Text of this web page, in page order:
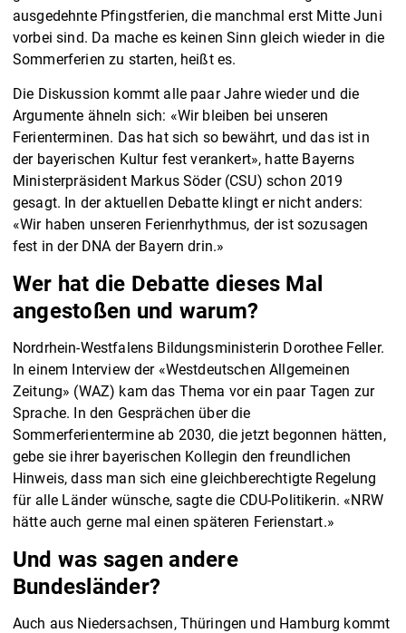
ausgedehnte Pfingstferien, die manchmal erst Mitte Juni
vorbei sind. Da mache es keinen Sinn gleich wieder in die
Sommerferien zu starten, heißt es.
Die Diskussion kommt alle paar Jahre wieder und die
Argumente ähneln sich: «Wir bleiben bei unseren
Ferienterminen. Das hat sich so bewährt, und das ist in
der bayerischen Kultur fest verankert», hatte Bayerns
Ministerpräsident Markus Söder (CSU) schon 2019
gesagt. In der aktuellen Debatte klingt er nicht anders:
«Wir haben unseren Ferienrhythmus, der ist sozusagen
fest in der DNA der Bayern drin.»
Wer hat die Debatte dieses Mal
angestoßen und warum?
Nordrhein-Westfalens Bildungsministerin Dorothee Feller.
In einem Interview der «Westdeutschen Allgemeinen
Zeitung» (WAZ) kam das Thema vor ein paar Tagen zur
Sprache. In den Gesprächen über die
Sommerferientermine ab 2030, die jetzt begonnen hätten,
gebe sie ihrer bayerischen Kollegin den freundlichen
Hinweis, dass man sich eine gleichberechtigte Regelung
für alle Länder wünsche, sagte die CDU-Politikerin. «NRW
hätte auch gerne mal einen späteren Ferienstart.»
Und was sagen andere
Bundesländer?
Auch aus Niedersachsen, Thüringen und Hamburg kommt